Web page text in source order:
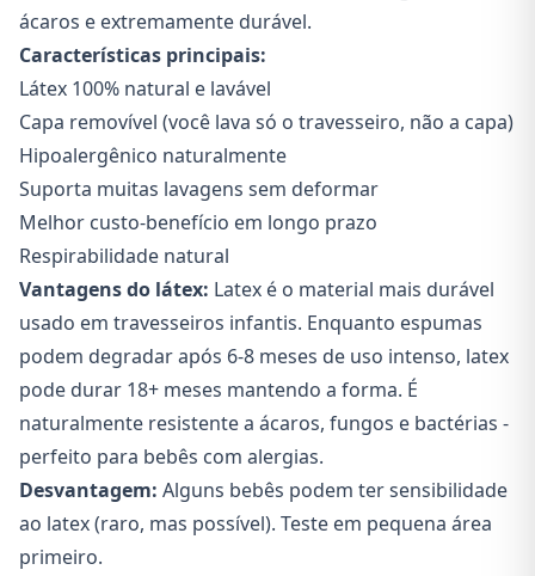
ácaros e extremamente durável.
Características principais:
Látex 100% natural e lavável
Capa removível (você lava só o travesseiro, não a capa)
Hipoalergênico naturalmente
Suporta muitas lavagens sem deformar
Melhor custo-benefício em longo prazo
Respirabilidade natural
Vantagens do látex: Latex é o material mais durável
usado em travesseiros infantis. Enquanto espumas
podem degradar após 6-8 meses de uso intenso, latex
pode durar 18+ meses mantendo a forma. É
naturalmente resistente a ácaros, fungos e bactérias -
perfeito para bebês com alergias.
Desvantagem: Alguns bebês podem ter sensibilidade
ao latex (raro, mas possível). Teste em pequena área
primeiro.